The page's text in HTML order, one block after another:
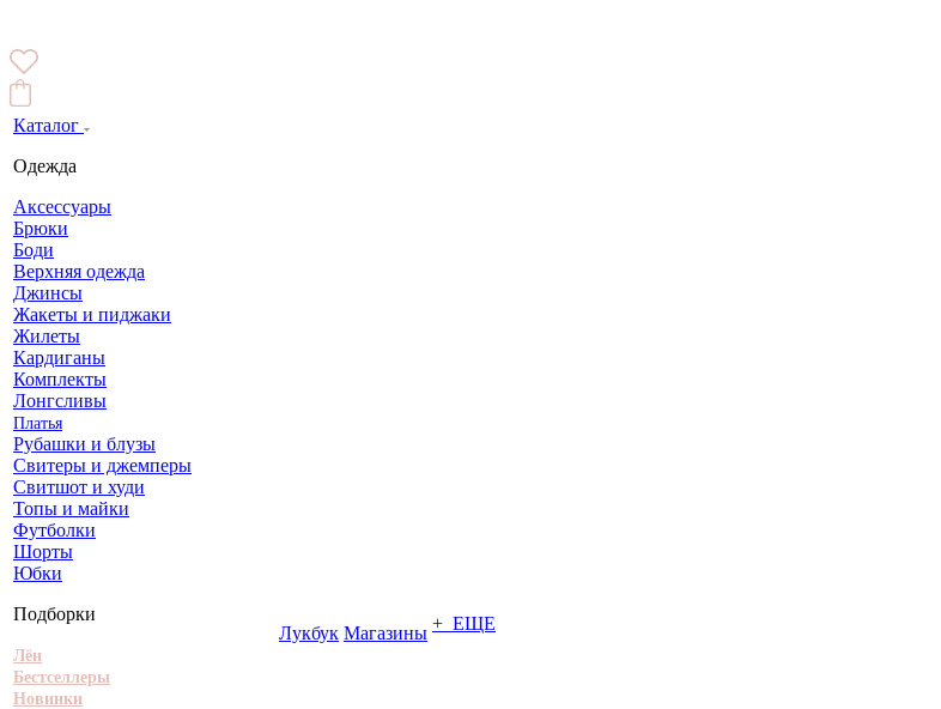
Каталог
Одежда
Аксессуары
Брюки
Боди
Верхняя одежда
Джинсы
Жакеты и пиджаки
Жилеты
Кардиганы
Комплекты
Лонгсливы
Платья
Рубашки и блузы
Свитеры и джемперы
Свитшот и худи
Топы и майки
Футболки
Шорты
Юбки
Подборки
Лён
Бестселлеры
Новинки
Лукбук Магазины + ЕЩЕ